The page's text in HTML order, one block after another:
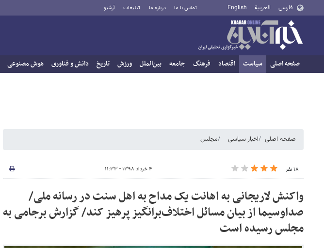
فارسی العربية English تماس با ما درباره ما تبلیغات آرشیو
صفحه اصلی سیاست اقتصاد فرهنگ جامعه بین‌الملل ورزش تاریخ دانش و فناوری هوش مصنوعی
صفحه اصلی اخبار سیاسی مجلس
۱۸ نفر ۴ خرداد ۱۳۹۸ - ۱۱:۳۳
واکنش لاریجانی به اهانت یک مداح به اهل سنت در رسانه ملی/
صداوسیما از بیان مسائل اختلاف‌برانگیز پرهیز کند/ گزارش برجامی به
مجلس رسیده است